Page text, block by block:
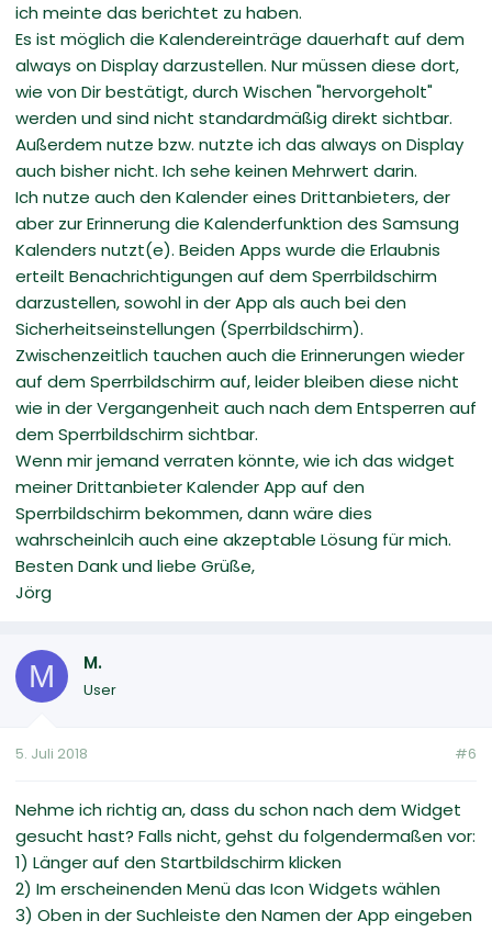
ich meinte das berichtet zu haben.
Es ist möglich die Kalendereinträge dauerhaft auf dem
always on Display darzustellen. Nur müssen diese dort,
wie von Dir bestätigt, durch Wischen "hervorgeholt"
werden und sind nicht standardmäßig direkt sichtbar.
Außerdem nutze bzw. nutzte ich das always on Display
auch bisher nicht. Ich sehe keinen Mehrwert darin.
Ich nutze auch den Kalender eines Drittanbieters, der
aber zur Erinnerung die Kalenderfunktion des Samsung
Kalenders nutzt(e). Beiden Apps wurde die Erlaubnis
erteilt Benachrichtigungen auf dem Sperrbildschirm
darzustellen, sowohl in der App als auch bei den
Sicherheitseinstellungen (Sperrbildschirm).
Zwischenzeitlich tauchen auch die Erinnerungen wieder
auf dem Sperrbildschirm auf, leider bleiben diese nicht
wie in der Vergangenheit auch nach dem Entsperren auf
dem Sperrbildschirm sichtbar.
Wenn mir jemand verraten könnte, wie ich das widget
meiner Drittanbieter Kalender App auf den
Sperrbildschirm bekommen, dann wäre dies
wahrscheinlcih auch eine akzeptable Lösung für mich.
Besten Dank und liebe Grüße,
Jörg
M M.
User
5. Juli 2018 #6
Nehme ich richtig an, dass du schon nach dem Widget
gesucht hast? Falls nicht, gehst du folgendermaßen vor:
1) Länger auf den Startbildschirm klicken
2) Im erscheinenden Menü das Icon Widgets wählen
3) Oben in der Suchleiste den Namen der App eingeben